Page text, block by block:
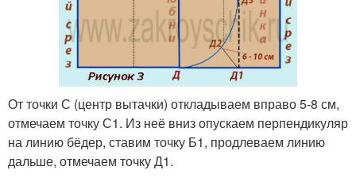
От точки С (центр вытачки) откладываем вправо 5-8 см,
отмечаем точку С1. Из неё вниз опускаем перпендикуляр
на линию бёдер, ставим точку Б1, продлеваем линию
дальше, отмечаем точку Д1.